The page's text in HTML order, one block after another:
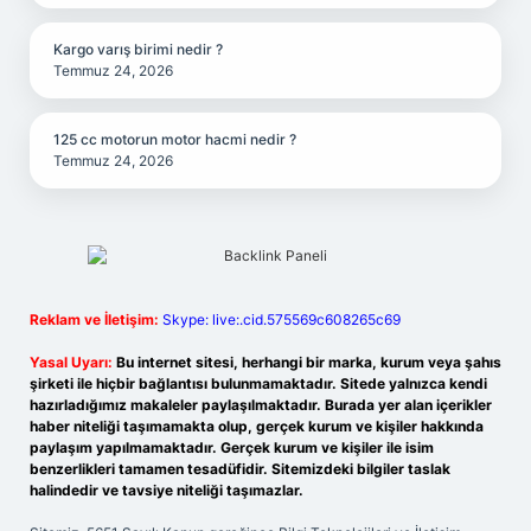
Kargo varış birimi nedir ?
Temmuz 24, 2026
125 cc motorun motor hacmi nedir ?
Temmuz 24, 2026
Reklam ve İletişim: Skype: live:.cid.575569c608265c69
Yasal Uyarı: Bu internet sitesi, herhangi bir marka, kurum veya şahıs
şirketi ile hiçbir bağlantısı bulunmamaktadır. Sitede yalnızca kendi
hazırladığımız makaleler paylaşılmaktadır. Burada yer alan içerikler
haber niteliği taşımamakta olup, gerçek kurum ve kişiler hakkında
paylaşım yapılmamaktadır. Gerçek kurum ve kişiler ile isim
benzerlikleri tamamen tesadüfidir. Sitemizdeki bilgiler taslak
halindedir ve tavsiye niteliği taşımazlar.